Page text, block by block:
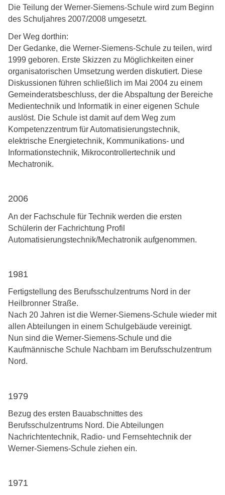
Die Teilung der Werner-Siemens-Schule wird zum Beginn
des Schuljahres 2007/2008 umgesetzt.
Der Weg dorthin:
Der Gedanke, die Werner-Siemens-Schule zu teilen, wird
1999 geboren. Erste Skizzen zu Möglichkeiten einer
organisatorischen Umsetzung werden diskutiert. Diese
Diskussionen führen schließlich im Mai 2004 zu einem
Gemeinderatsbeschluss, der die Abspaltung der Bereiche
Medientechnik und Informatik in einer eigenen Schule
auslöst. Die Schule ist damit auf dem Weg zum
Kompetenzzentrum für Automatisierungstechnik,
elektrische Energietechnik, Kommunikations- und
Informationstechnik, Mikrocontrollertechnik und
Mechatronik.
2006
An der Fachschule für Technik werden die ersten
Schülerin der Fachrichtung Profil
Automatisierungstechnik/Mechatronik aufgenommen.
1981
Fertigstellung des Berufsschulzentrums Nord in der
Heilbronner Straße.
Nach 20 Jahren ist die Werner-Siemens-Schule wieder mit
allen Abteilungen in einem Schulgebäude vereinigt.
Nun sind die Werner-Siemens-Schule und die
Kaufmännische Schule Nachbarn im Berufsschulzentrum
Nord.
1979
Bezug des ersten Bauabschnittes des
Berufsschulzentrums Nord. Die Abteilungen
Nachrichtentechnik, Radio- und Fernsehtechnik der
Werner-Siemens-Schule ziehen ein.
1971